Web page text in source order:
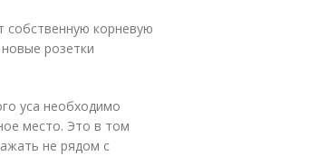
собственную корневую
розетки
уса необходимо
место. Это в том
не рядом с